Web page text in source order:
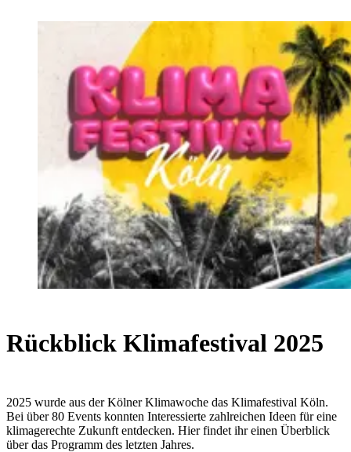
Rückblick Klimafestival 2025
2025 wurde aus der Kölner Klimawoche das Klimafestival Köln.
Bei über 80 Events konnten Interessierte zahlreichen Ideen für eine
klimagerechte Zukunft entdecken. Hier findet ihr einen Überblick
über das Programm des letzten Jahres.